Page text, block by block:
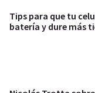
Tips para que tu
batería y dure más